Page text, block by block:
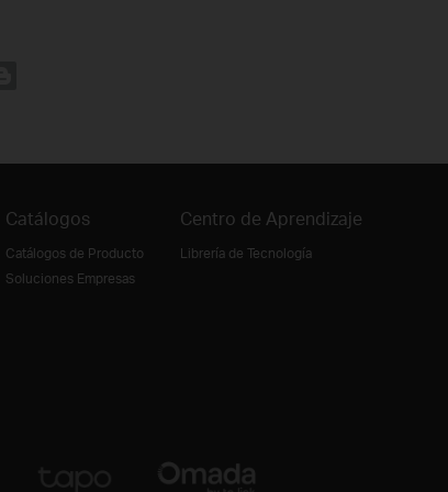
Catálogos
Catálogos de Producto
Soluciones Empresas
Centro de Aprendizaje
Librería de Tecnología